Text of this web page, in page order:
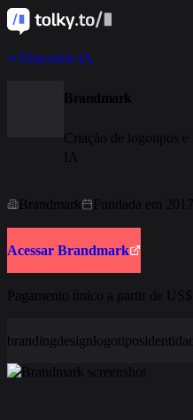
Descobrir IA
Brandmark
Criação de logotipos
IA
Brandmark Fundada em 2017
Acessar Brandmark
Pagamento único a partir de
brandingdesignlogotipos